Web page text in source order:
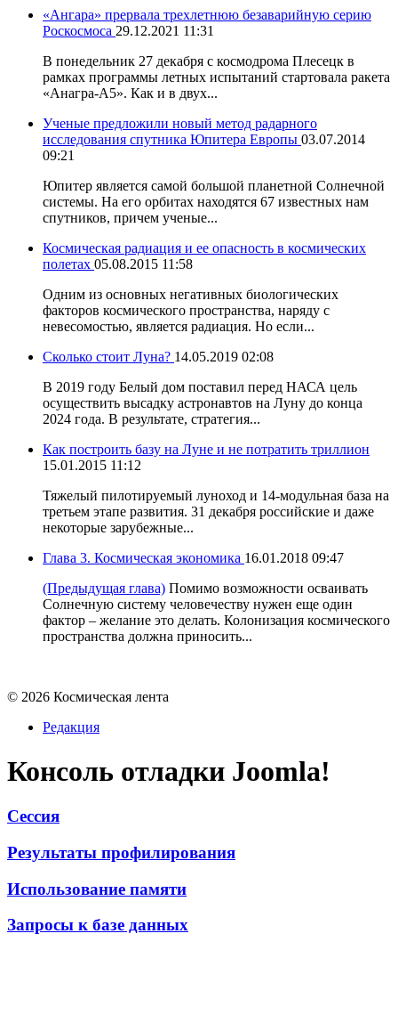
«Ангара» прервала трехлетнюю безаварийную серию
Роскосмоса 29.12.2021 11:31
В понедельник 27 декабря с космодрома Плесецк в
рамках программы летных испытаний стартовала ракета
«Анагра-А5». Как и в двух...
Ученые предложили новый метод радарного
исследования спутника Юпитера Европы 03.07.2014
09:21
Юпитер является самой большой планетной Солнечной
системы. На его орбитах находятся 67 известных нам
спутников, причем ученые...
Космическая радиация и ее опасность в космических
полетах 05.08.2015 11:58
Одним из основных негативных биологических
факторов космического пространства, наряду с
невесомостью, является радиация. Но если...
Сколько стоит Луна? 14.05.2019 02:08
В 2019 году Белый дом поставил перед НАСА цель
осуществить высадку астронавтов на Луну до конца
2024 года. В результате, стратегия...
Как построить базу на Луне и не потратить триллион
15.01.2015 11:12
Тяжелый пилотируемый луноход и 14-модульная база на
третьем этапе развития. 31 декабря российские и даже
некоторые зарубежные...
Глава 3. Космическая экономика 16.01.2018 09:47
(Предыдущая глава) Помимо возможности осваивать
Солнечную систему человечеству нужен еще один
фактор – желание это делать. Колонизация космического
пространства должна приносить...
© 2026 Космическая лента
Редакция
Консоль отладки Joomla!
Сессия
Результаты профилирования
Использование памяти
Запросы к базе данных